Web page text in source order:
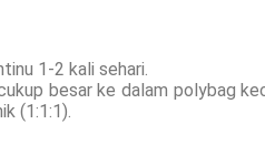
1-2 kali sehari.
besar ke dalam polybag
(1:1:1).